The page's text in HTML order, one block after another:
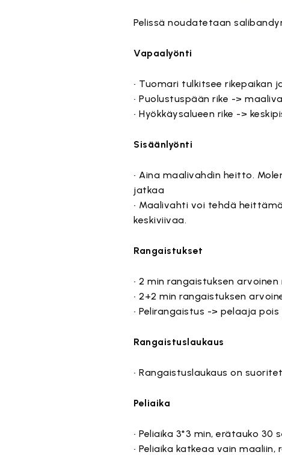
Pelissä noudatetaan
Vapaalyönti
• Tuomari tulkitsee
• Puolustuspään rike ->
• Hyökkäysalueen rike ->
Sisäänlyönti
• Aina maalivahdin heitto.
jatkaa
• Maalivahti voi tehdä
keskiviivaa.
Rangaistukset
• 2 min rangaistuksen
• 2+2 min rangaistuksen
• Pelirangaistus -> pelaaja
Rangaistuslaukaus
• Rangaistuslaukaus on
Peliaika
• Peliaika 3*3 min, erätauko 30
• Peliaika katkeaa vain